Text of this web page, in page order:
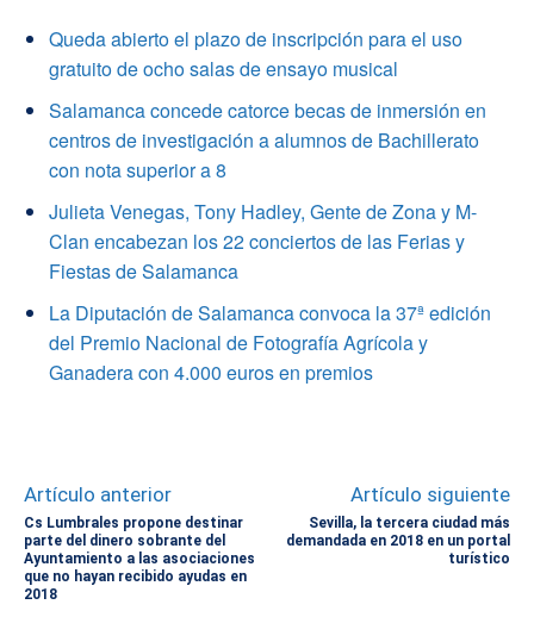
Queda abierto el plazo de inscripción para el uso
gratuito de ocho salas de ensayo musical
Salamanca concede catorce becas de inmersión en
centros de investigación a alumnos de Bachillerato
con nota superior a 8
Julieta Venegas, Tony Hadley, Gente de Zona y M-
Clan encabezan los 22 conciertos de las Ferias y
Fiestas de Salamanca
La Diputación de Salamanca convoca la 37ª edición
del Premio Nacional de Fotografía Agrícola y
Ganadera con 4.000 euros en premios
Artículo anterior
Cs Lumbrales propone destinar
parte del dinero sobrante del
Ayuntamiento a las asociaciones
que no hayan recibido ayudas en
2018
Artículo siguiente
Sevilla, la tercera ciudad más
demandada en 2018 en un portal
turístico